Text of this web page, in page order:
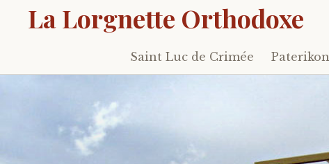
La Lorgnette Orthodoxe
Skip
to
Saint Luc de Crimée Paterikon